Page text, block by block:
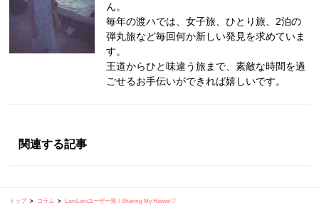
ん。
毎年の渡ハでは、女子旅、ひとり旅、2泊の
弾丸旅など毎回何か新しい発見を求めていま
す。
王道からひと味違う旅まで、素敵な時間を過
ごせるお手伝いができれば嬉しいです。
関連する記事
トップ コラム
LaniLaniユーザー発！Sharing My Hawaii♡